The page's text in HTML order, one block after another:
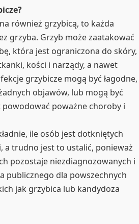
również grzybicą, to każda
grzyba. Grzyb może zaatakować
która jest ograniczona do skóry,
kości i narządy, a nawet
grzybicze mogą być łagodne,
objawów, lub mogą być
poważne choroby i
ile osób jest dotkniętych
a trudno jest to ustalić, ponieważ
pozostaje niezdiagnozowanych i
publicznego dla powszechnych
jak grzybica lub kandydoza